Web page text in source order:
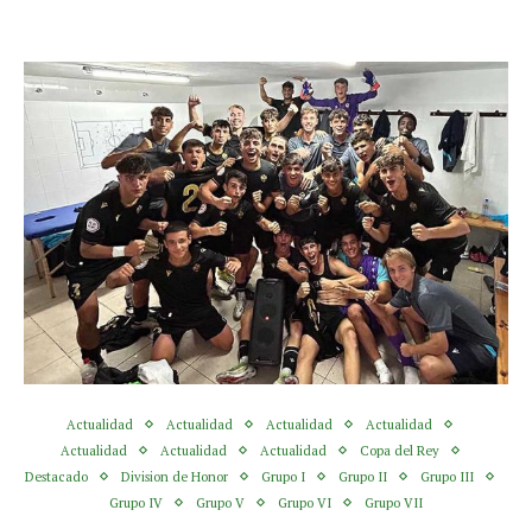
Actualidad Actualidad Actualidad
Actualidad
Actualidad
Actualidad Actualidad
Copa del Rey
Destacado
Division de Honor Grupo I Grupo II
Grupo III
Grupo IV
Grupo V Grupo VI Grupo VII